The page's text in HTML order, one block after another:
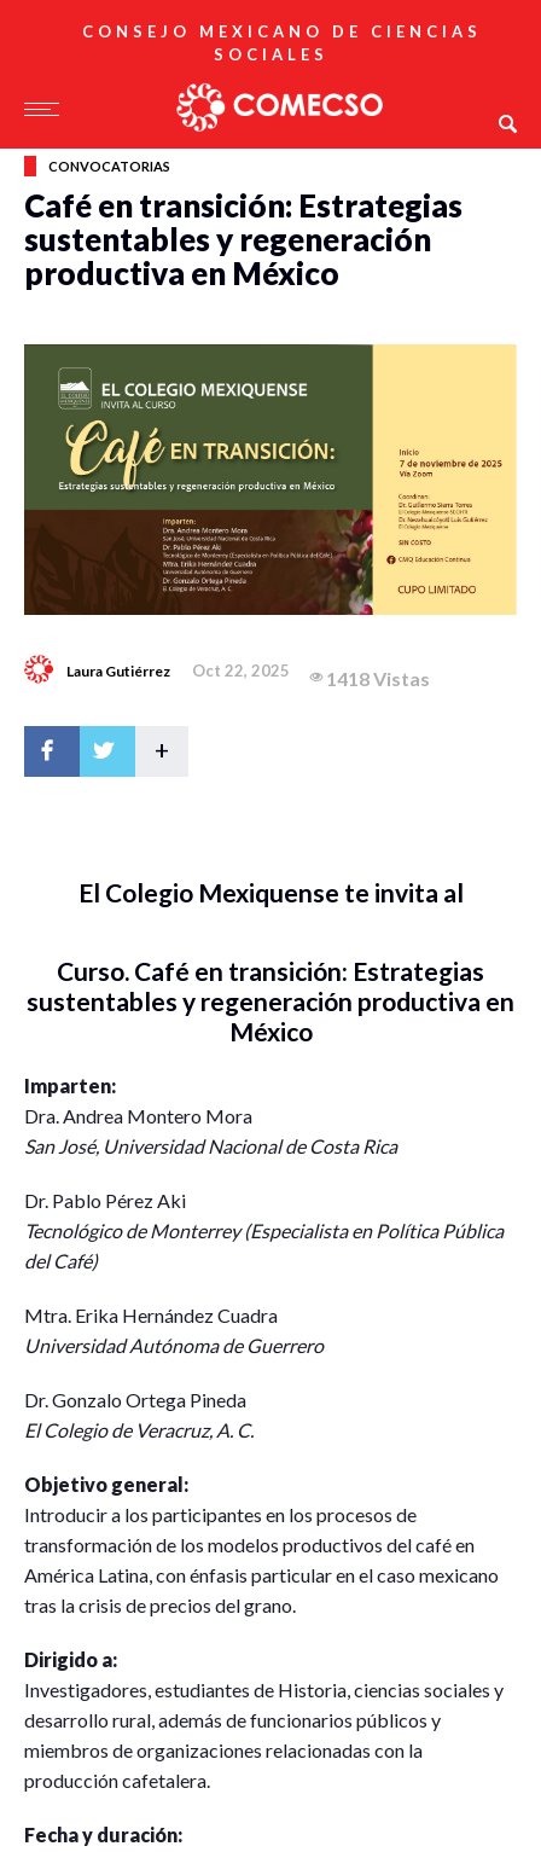
CONSEJO MEXICANO DE CIENCIAS
SOCIALES
CONVOCATORIAS
Café en transición: Estrategias
sustentables y regeneración
productiva en México
Laura Gutiérrez Oct 22, 2025 1418 Vistas
+
El Colegio Mexiquense te invita al
Curso. Café en transición: Estrategias
sustentables y regeneración productiva en
México
Imparten:
Dra. Andrea Montero Mora
San José, Universidad Nacional de Costa Rica
Dr. Pablo Pérez Aki
Tecnológico de Monterrey (Especialista en Política Pública
del Café)
Mtra. Erika Hernández Cuadra
Universidad Autónoma de Guerrero
Dr. Gonzalo Ortega Pineda
El Colegio de Veracruz, A. C.
Objetivo general:
Introducir a los participantes en los procesos de
transformación de los modelos productivos del café en
América Latina, con énfasis particular en el caso mexicano
tras la crisis de precios del grano.
Dirigido a:
Investigadores, estudiantes de Historia, ciencias sociales y
desarrollo rural, además de funcionarios públicos y
miembros de organizaciones relacionadas con la
producción cafetalera.
Fecha y duración: